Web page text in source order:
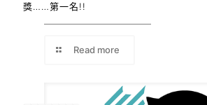
獎……第一名!!
Read more